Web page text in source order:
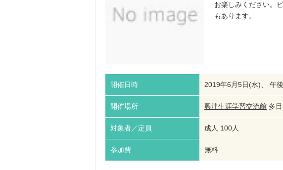
お楽しみください。
もあります。
開催日時 2019年6月5日(水)、 午
開催場所 興津生涯学習交流館 多
対象者／定員 成人 100人
参加費 無料